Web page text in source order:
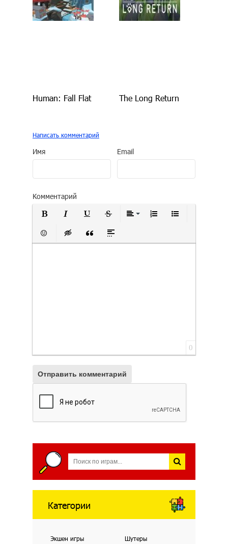
Human: Fall Flat The Long Return
Написать комментарий
Имя Email
Комментарий
Полужирный
Вставить смайлик
Вставка скрытого текста
Вставка цитаты
Вставка спойлера
0
Отправить комментарий
Категории
Экшен игры Шутеры